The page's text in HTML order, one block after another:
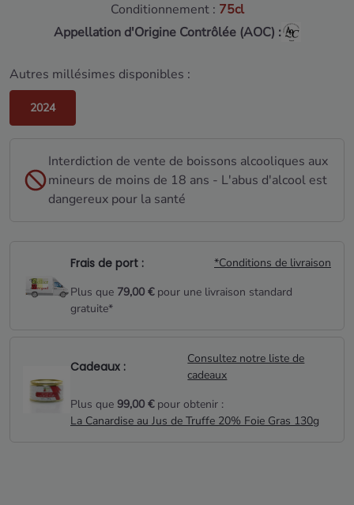
Conditionnement : 75cl
Appellation d'Origine Contrôlée (AOC) :
Autres millésimes disponibles :
2024
Interdiction de vente de boissons alcooliques aux
mineurs de moins de 18 ans - L'abus d'alcool est
dangereux pour la santé
Frais de port :
*Conditions de livraison
Plus que 79,00 €pour une livraison standard
gratuite*
Cadeaux :
Consultez notre liste de
cadeaux
Plus que 99,00 €pour obtenir :
La Canardise au Jus de Truffe 20% Foie Gras 130g